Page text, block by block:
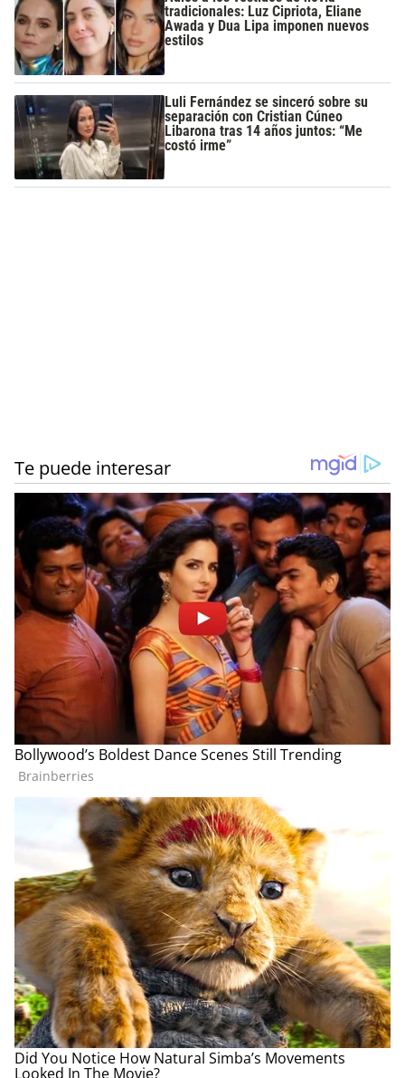
tradicionales: Luz Cipriota, Eliane
Awada y Dua Lipa imponen nuevos
estilos
Luli Fernández se sinceró sobre su
separación con Cristian Cúneo
Libarona tras 14 años juntos: “Me
costó irme”